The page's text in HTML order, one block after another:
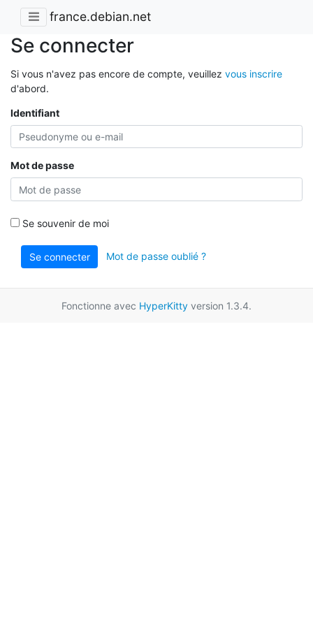
france.debian.net
Se connecter
Si vous n'avez pas encore de compte, veuillez vous inscrire
d'abord.
Identifiant
Mot de passe
Se souvenir de moi
Se connecter Mot de passe oublié ?
Fonctionne avec HyperKitty version 1.3.4.